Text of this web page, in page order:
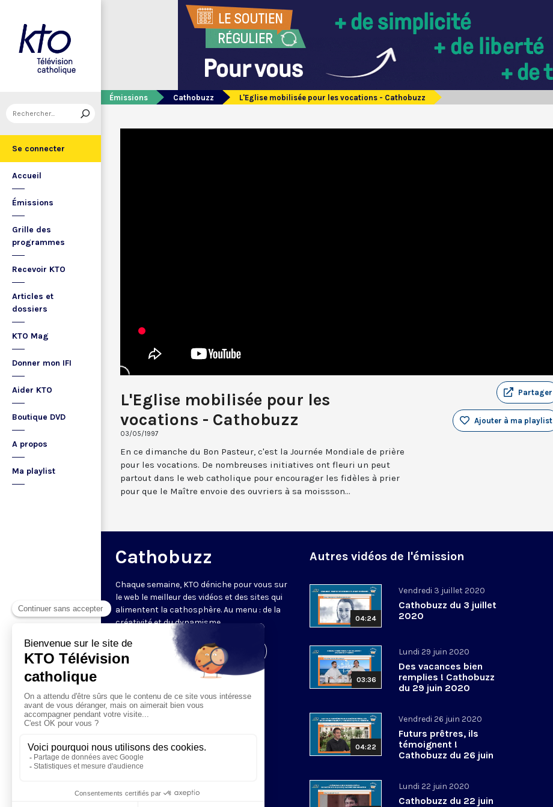
Se connecter
Accueil
Émissions
Grille des
programmes
Recevoir KTO
Articles et
dossiers
KTO Mag
Donner mon IFI
Aider KTO
Boutique DVD
A propos
Ma playlist
Émissions Cathobuzz L'Eglise mobilisée pour les vocations - Cathobuzz
L'Eglise mobilisée pour les
vocations - Cathobuzz
03/05/1997
Partager
Ajouter à ma playlist
En ce dimanche du Bon Pasteur, c'est la Journée Mondiale de prière
pour les vocations. De nombreuses initiatives ont fleuri un peut
partout dans le web catholique pour encourager les fidèles à prier
pour que le Maître envoie des ouvriers à sa moissson...
Cathobuzz
Chaque semaine, KTO déniche pour vous sur
le web le meilleur des vidéos et des sites qui
alimentent la cathosphère. Au menu : de la
créativité et du dynamisme.
Visiter la page de l'émission
Autres vidéos de l'émission
04:24
Vendredi 3 juillet 2020
Cathobuzz du 3 juillet
2020
03:36
Lundi 29 juin 2020
Des vacances bien
remplies ! Cathobuzz
du 29 juin 2020
04:22
Vendredi 26 juin 2020
Futurs prêtres, ils
témoignent !
Cathobuzz du 26 juin
Lundi 22 juin 2020
Cathobuzz du 22 juin